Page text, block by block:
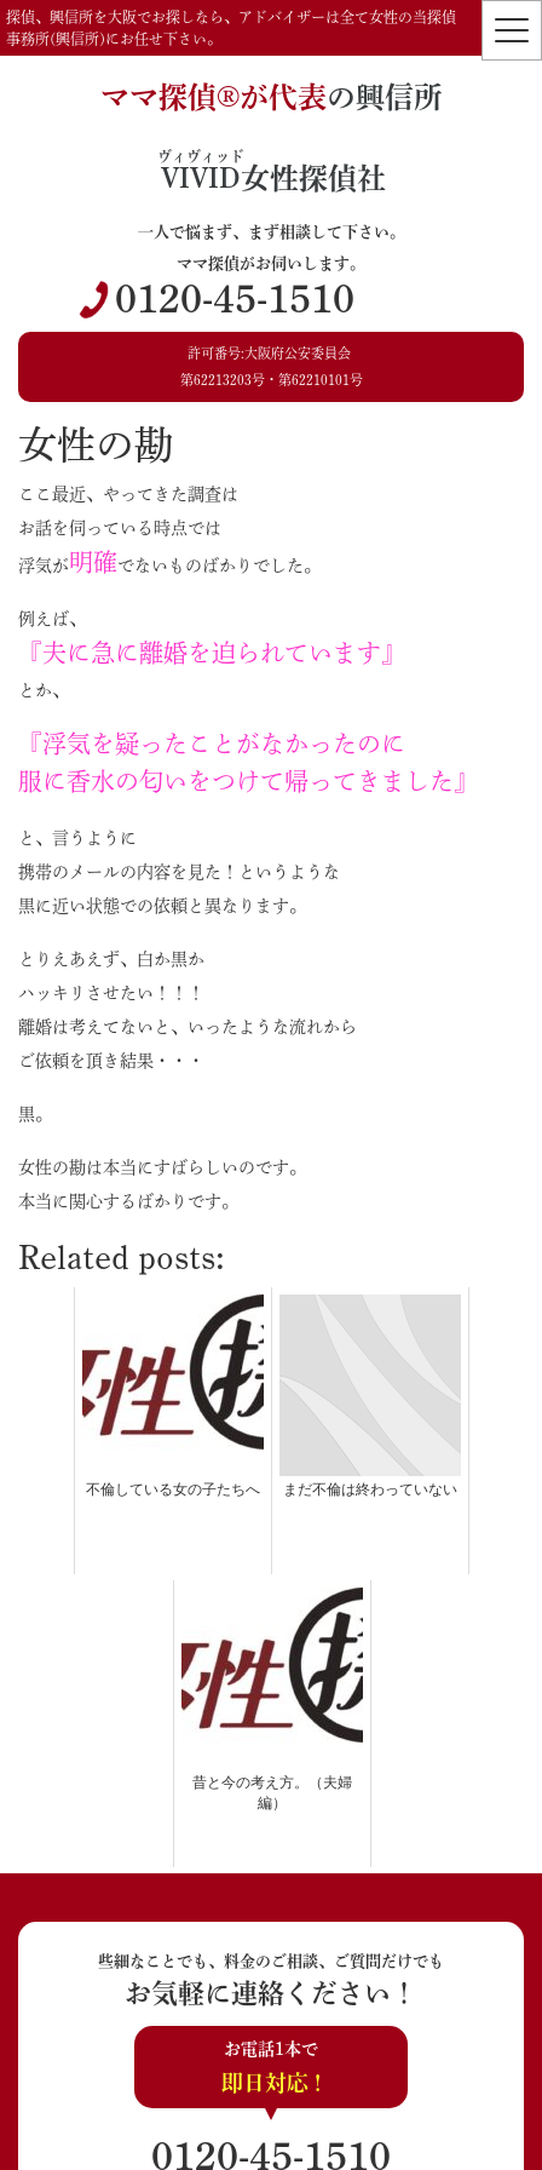
探偵、興信所を大阪でお探しなら、アドバイザーは全て女性の当探偵
事務所(興信所)にお任せ下さい。
ママ探偵®️が代表の興信所
VIVID
ヴィヴィッド
女性探偵社
一人で悩まず、まず相談して下さい。
ママ探偵がお伺いします。
0120-45-1510
許可番号:大阪府公安委員会
第62213203号・第62210101号
女性の勘
ここ最近、やってきた調査は
お話を伺っている時点では
浮気が 明確でないものばかりでした。
例えば、
『夫に急に離婚を迫られています』
とか、
『浮気を疑ったことがなかったのに
服に香水の匂いをつけて帰ってきました』
と、言うように
携帯のメールの内容を見た！というような
黒に近い状態での依頼と異なります。
とりえあえず、白か黒か
ハッキリさせたい！！！
離婚は考えてないと、いったような流れから
ご依頼を頂き結果・・・
黒。
女性の勘は本当にすばらしいのです。
本当に関心するばかりです。
Related posts:
不倫している女の子たちへ まだ不倫は終わっていない
昔と今の考え方。（夫婦
編）
些細なことでも、料金のご相談、ご質問だけでも
お気軽に連絡ください！
お電話1本で
即日対応 !
0120-45-1510